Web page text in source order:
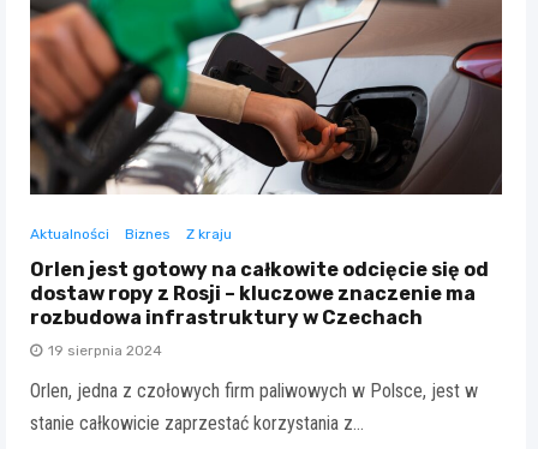
Aktualności Biznes Z kraju
Orlen jest gotowy na całkowite odcięcie się od
dostaw ropy z Rosji – kluczowe znaczenie ma
rozbudowa infrastruktury w Czechach
19 sierpnia 2024
Orlen, jedna z czołowych firm paliwowych w Polsce, jest w
stanie całkowicie zaprzestać korzystania z…